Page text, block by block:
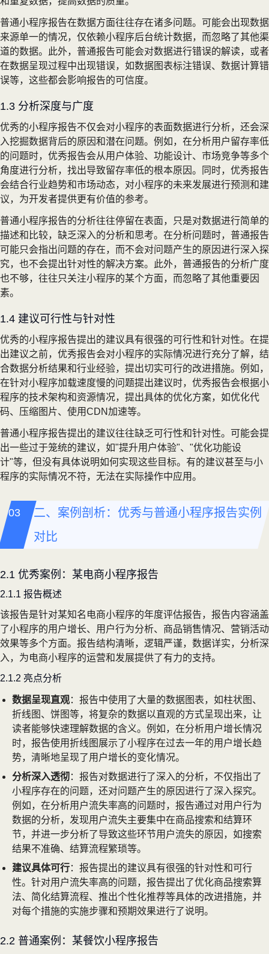
普通小程序报告在数据方面往往存在诸多问题。可能会出现数据
来源单一的情况，仅依赖小程序后台统计数据，而忽略了其他渠
道的数据。此外，普通报告可能会对数据进行错误的解读，或者
在数据呈现过程中出现错误，如数据图表标注错误、数据计算错
误等，这些都会影响报告的可信度。
1.3 分析深度与广度
优秀的小程序报告不仅会对小程序的表面数据进行分析，还会深
入挖掘数据背后的原因和潜在问题。例如，在分析用户留存率低
的问题时，优秀报告会从用户体验、功能设计、市场竞争等多个
角度进行分析，找出导致留存率低的根本原因。同时，优秀报告
会结合行业趋势和市场动态，对小程序的未来发展进行预测和建
议，为开发者提供更有价值的参考。
普通小程序报告的分析往往停留在表面，只是对数据进行简单的
描述和比较，缺乏深入的分析和思考。在分析问题时，普通报告
可能只会指出问题的存在，而不会对问题产生的原因进行深入探
究，也不会提出针对性的解决方案。此外，普通报告的分析广度
也不够，往往只关注小程序的某个方面，而忽略了其他重要因
素。
1.4 建议可行性与针对性
优秀的小程序报告提出的建议具有很强的可行性和针对性。在提
出建议之前，优秀报告会对小程序的实际情况进行充分了解，结
合数据分析结果和行业经验，提出切实可行的改进措施。例如，
在针对小程序加载速度慢的问题提出建议时，优秀报告会根据小
程序的技术架构和资源情况，提出具体的优化方案，如优化代
码、压缩图片、使用CDN加速等。
普通小程序报告提出的建议往往缺乏可行性和针对性。可能会提
出一些过于笼统的建议，如"提升用户体验"、"优化功能设
计"等，但没有具体说明如何实现这些目标。有的建议甚至与小
程序的实际情况不符，无法在实际操作中应用。
二、案例剖析：优秀与普通小程序报告实例
对比
2.1 优秀案例：某电商小程序报告
2.1.1 报告概述
该报告是针对某知名电商小程序的年度评估报告，报告内容涵盖
了小程序的用户增长、用户行为分析、商品销售情况、营销活动
效果等多个方面。报告结构清晰，逻辑严谨，数据详实，分析深
入，为电商小程序的运营和发展提供了有力的支持。
2.1.2 亮点分析
数据呈现直观：报告中使用了大量的数据图表，如柱状图、
折线图、饼图等，将复杂的数据以直观的方式呈现出来，让
读者能够快速理解数据的含义。例如，在分析用户增长情况
时，报告使用折线图展示了小程序在过去一年的用户增长趋
势，清晰地呈现了用户增长的变化情况。
分析深入透彻：报告对数据进行了深入的分析，不仅指出了
小程序存在的问题，还对问题产生的原因进行了深入探究。
例如，在分析用户流失率高的问题时，报告通过对用户行为
数据的分析，发现用户流失主要集中在商品搜索和结算环
节，并进一步分析了导致这些环节用户流失的原因，如搜索
结果不准确、结算流程繁琐等。
建议具体可行：报告提出的建议具有很强的针对性和可行
性。针对用户流失率高的问题，报告提出了优化商品搜索算
法、简化结算流程、推出个性化推荐等具体的改进措施，并
对每个措施的实施步骤和预期效果进行了说明。
2.2 普通案例：某餐饮小程序报告